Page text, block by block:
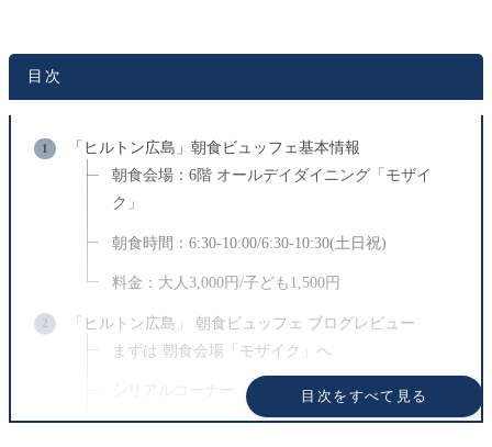
にも更新される場合があります。
記事内にはアフィリエイトリンクを含む場合がありま
載しています。
外部サイトで提供される情報については一切の責任を
目次
目次をすべて見る
「ヒルトン広島」朝食ビュッフェ基本情報
朝食会場：6階 オールデイダイニング「モザイ
ク」
朝食時間：6:30-10:00/6:30-10:30(土日祝)
料金：大人3,000円/子ども1,500円
「ヒルトン広島」 朝食ビュッフェ ブログレビュー
まずは 朝食会場「モザイク」へ